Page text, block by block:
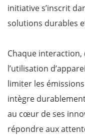
initiative s’inscrit
solutions durables
Chaque interaction,
l’utilisation
limiter les
intègre
au cœur de ses
répondre aux